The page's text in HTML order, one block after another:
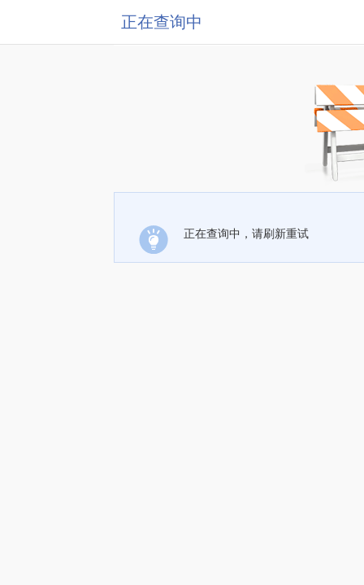
正在查询中
正在查询中，请刷新重试